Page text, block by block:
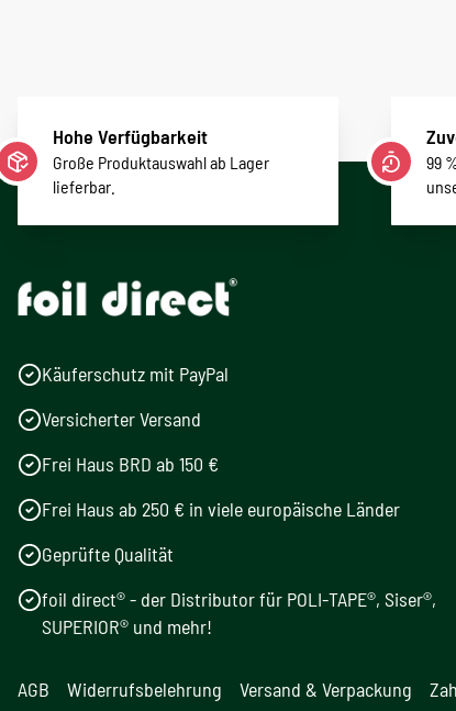
Hohe Verfügbarkeit
Große Produktauswahl ab Lager
lieferbar.
99
Käuferschutz mit PayPal
Versicherter Versand
Frei Haus BRD ab 150 €
Frei Haus ab 250 € in viele europäische Länder
Geprüfte Qualität
foil direct® - der Distributor für POLI-TAPE®, Siser®,
SUPERIOR® und mehr!
AGB Widerrufsbelehrung Versand & Verpackung